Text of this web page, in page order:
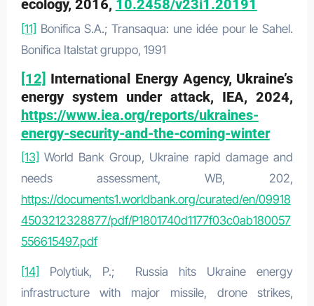
ecology, 2016, 10.2458/v23i1.20191
[11] Bonifica S.A.; Transaqua: une idée pour le Sahel.
Bonifica Italstat gruppo, 1991
[12] International Energy Agency, Ukraine’s
energy system under attack, IEA, 2024,
https://www.iea.org/reports/ukraines-
energy-security-and-the-coming-winter
[13] World Bank Group, Ukraine rapid damage and
needs assessment, WB, 202,
https://documents1.worldbank.org/curated/en/09918
4503212328877/pdf/P1801740d1177f03c0ab180057
556615497.pdf
[14]
Polytiuk, P.; Russia hits Ukraine energy
infrastructure with major missile, drone strikes,